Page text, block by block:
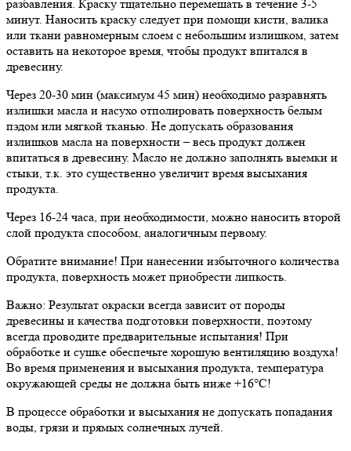
разбавления. Краску тщательно перемешать в течение 3-5
минут. Наносить краску следует при помощи кисти, валика
или ткани равномерным слоем с небольшим излишком, затем
оставить на некоторое время, чтобы продукт впитался в
древесину.
Через 20-30 мин (максимум 45 мин) необходимо разравнять
излишки масла и насухо отполировать поверхность белым
пэдом или мягкой тканью. Не допускать образования
излишков масла на поверхности – весь продукт должен
впитаться в древесину. Масло не должно заполнять выемки и
стыки, т.к. это существенно увеличит время высыхания
продукта.
Через 16-24 часа, при необходимости, можно наносить второй
слой продукта способом, аналогичным первому.
Обратите внимание! При нанесении избыточного количества
продукта, поверхность может приобрести липкость.
Важно: Результат окраски всегда зависит от породы
древесины и качества подготовки поверхности, поэтому
всегда проводите предварительные испытания! При
обработке и сушке обеспечьте хорошую вентиляцию воздуха!
Во время применения и высыхания продукта, температура
окружающей среды не должна быть ниже +16°C!
В процессе обработки и высыхания не допускать попадания
воды, грязи и прямых солнечных лучей.